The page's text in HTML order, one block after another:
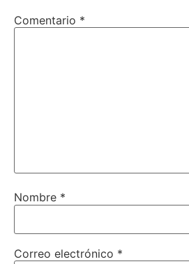
Comentario *
Nombre *
Correo electrónico *